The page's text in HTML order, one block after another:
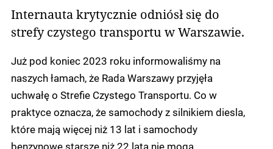
Internauta krytycznie odniósł się do
strefy czystego transportu w Warszawie.
Już pod koniec 2023 roku informowaliśmy na
naszych łamach, że Rada Warszawy przyjęła
uchwałę o Strefie Czystego Transportu. Co w
praktyce oznacza, że samochody z silnikiem diesla,
które mają więcej niż 13 lat i samochody
benzynowe starsze niż 22 lata nie mogą